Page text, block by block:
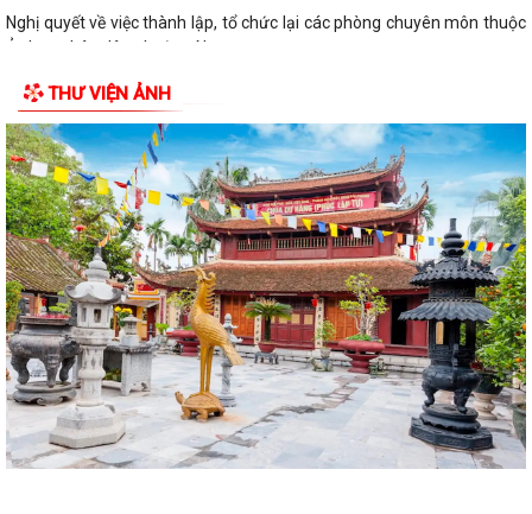
Nghị quyết về việc thành lập, tổ chức lại các phòng chuyên môn thuộc
Ủy ban nhân dân phường Nam...
Điện lực Thủy Nguyên triển khai thanh toán tiền điện không dùng tiền
mặt trên địa bàn Điện lực Thủy...
Đề nghị hỗ trợ giới thiệu nguồn hiện vật và kết nối thân nhân liệt sĩ, cựu
chiến binh phục vụ cuộc...
Quyết định về việc phê duyệt giá đất cụ thể; phương án bồi thường bồi
thường, hỗ trợ, tái định cư...
Quyết định về việc thu hồi đất để thực hiện Dự án đầu tư xây dựng cơ
sở hạ tầng khu tái định cư tại...
Quyết định về việc thu hồi đất để thực hiện Dự án đầu tư xây dựng cơ
sở hạ tầng khu tái định cư tại...
Quyết định về việc thu hồi đất để thực hiện Dự án đầu tư xây dựng cơ
THƯ VIỆN ẢNH